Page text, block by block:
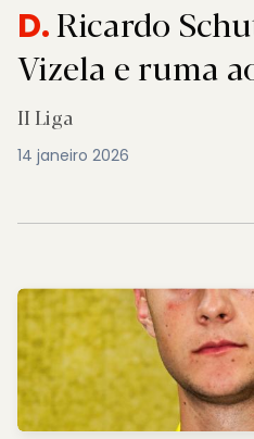
D.Ricardo
Vizela e ruma
II Liga
14 janeiro 2026